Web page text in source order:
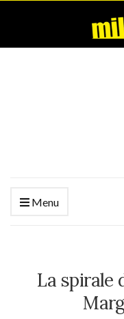
Menu
La spirale